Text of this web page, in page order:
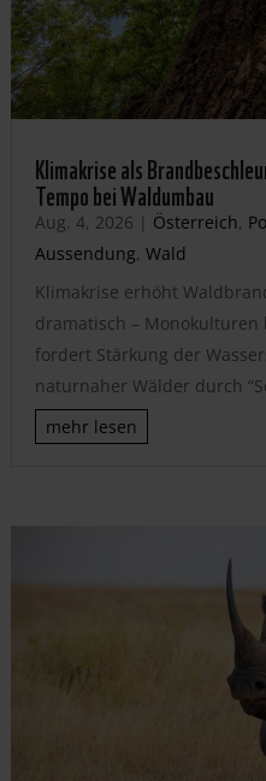
Klimakrise als
Tempo bei Waldumbau
Aug. 4, 2026 | Österreich,
Aussendung, Wald
Klimakrise erhöht
dramatisch – Monokulturen
fordert Stärkung der
naturnaher Wälder durch
mehr lesen